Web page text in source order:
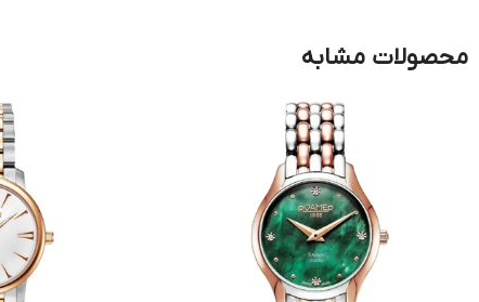
محصولات مشابه